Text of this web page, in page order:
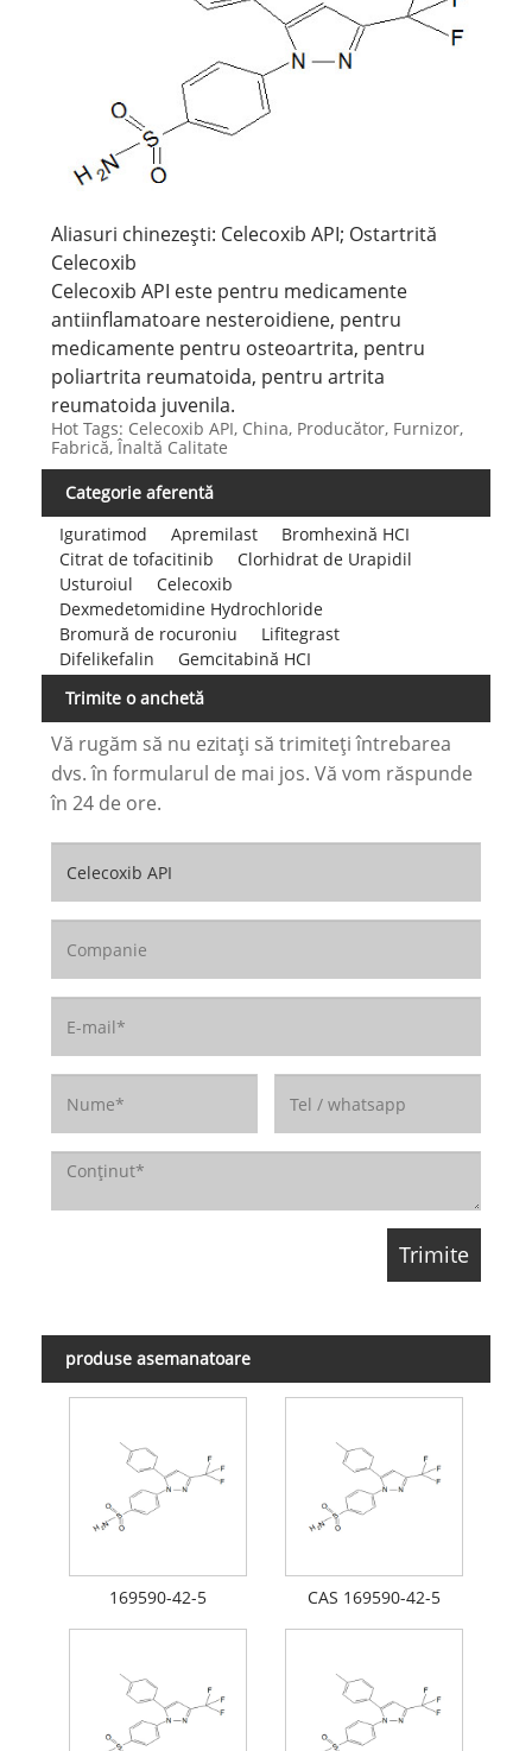
Aliasuri chinezești: Celecoxib API; Ostartrită
Celecoxib
Celecoxib API este pentru medicamente
antiinflamatoare nesteroidiene, pentru
medicamente pentru osteoartrita, pentru
poliartrita reumatoida, pentru artrita
reumatoida juvenila.
Hot Tags: Celecoxib API, China, Producător, Furnizor,
Fabrică, Înaltă Calitate
Categorie aferentă
Iguratimod
Apremilast
Bromhexină HCI
Citrat de tofacitinib
Clorhidrat de Urapidil
Usturoiul
Celecoxib
Dexmedetomidine Hydrochloride
Bromură de rocuroniu
Lifitegrast
Difelikefalin
Gemcitabină HCI
Trimite o anchetă
Vă rugăm să nu ezitați să trimiteți întrebarea
dvs. în formularul de mai jos. Vă vom răspunde
în 24 de ore.
produse asemanatoare
169590-42-5 CAS 169590-42-5